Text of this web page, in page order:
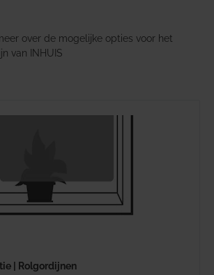
over de mogelijke opties voor het
van INHUIS
| Rolgordijnen